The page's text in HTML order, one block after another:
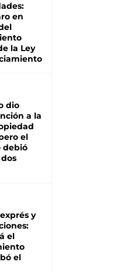
en
la Ley
dio
a la
el
debió
y
el
el